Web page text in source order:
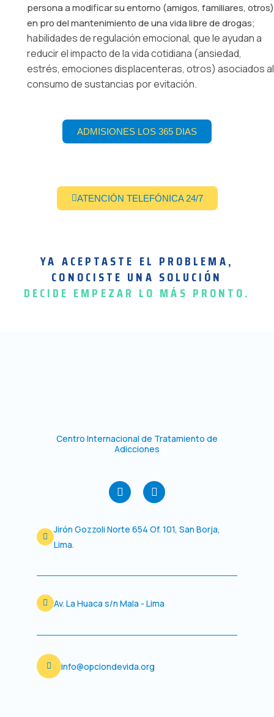
persona a modificar su entorno (amigos, familiares, otros)
en pro del mantenimiento de una vida libre de drogas;
habilidades de regulación emocional, que le ayudan a
reducir el impacto de la vida cotidiana (ansiedad,
estrés, emociones displacenteras, otros) asociados al
consumo de sustancias por evitación.
ADMISIONES LOS 365 DIAS
ATENCIÓN TELEFÓNICA 24/7
YA ACEPTASTE EL PROBLEMA,
CONOCISTE UNA SOLUCIÓN
DECIDE EMPEZAR LO MÁS PRONTO.
Centro Internacional de Tratamiento de
Adicciones
F
a
b
I
n
a
m
Jirón Gozzoli Norte 654 Of. 101, San Borja,
Lima.
Av. La Huaca s/n Mala - Lima
info@opciondevida.org